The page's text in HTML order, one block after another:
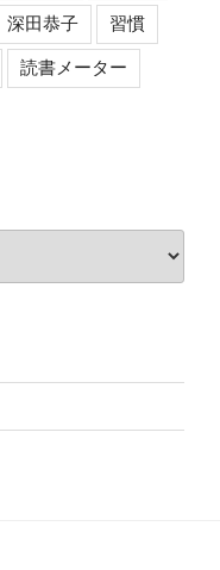
深田恭子 習慣
読書メーター